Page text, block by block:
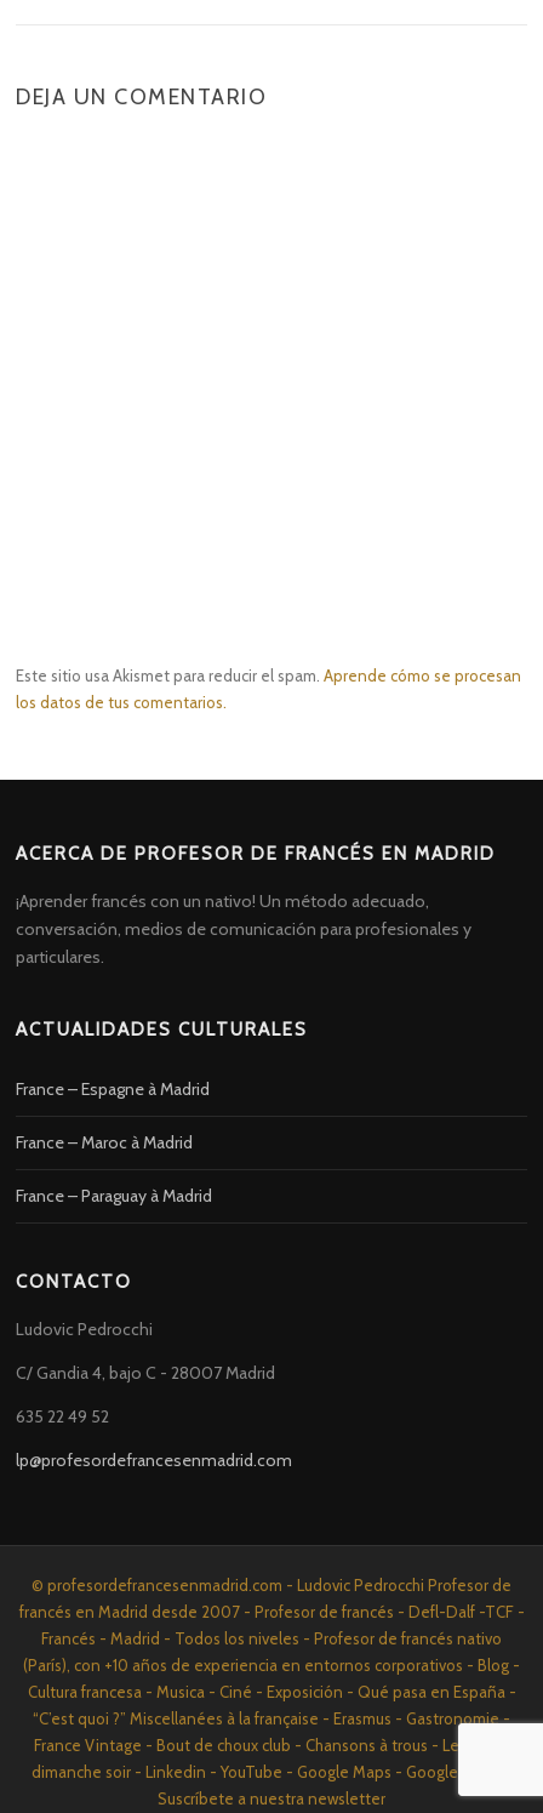
DEJA UN COMENTARIO
Este sitio usa Akismet para reducir el spam.Aprende cómo se procesan
los datos de tus comentarios.
ACERCA DE PROFESOR DE FRANCÉS EN MADRID
¡Aprender francés con un nativo! Un método adecuado,
conversación, medios de comunicación para profesionales y
particulares.
ACTUALIDADES CULTURALES
France – Espagne à Madrid
France – Maroc à Madrid
France – Paraguay à Madrid
CONTACTO
Ludovic Pedrocchi
C/ Gandia 4, bajo C - 28007 Madrid
635 22 49 52
lp@profesordefrancesenmadrid.com
© profesordefrancesenmadrid.com - Ludovic Pedrocchi Profesor de
francés en Madrid desde 2007 - Profesor de francés - Defl-Dalf -TCF -
Francés - Madrid - Todos los niveles - Profesor de francés nativo
(París), con +10 años de experiencia en entornos corporativos - Blog -
Cultura francesa - Musica - Ciné - Exposición - Qué pasa en España -
“C’est quoi ?” Miscellanées à la française - Erasmus - Gastronomie -
France Vintage - Bout de choux club - Chansons à trous - Le film du
dimanche soir - Linkedin - YouTube - Google Maps - Google News -
Suscríbete a nuestra newsletter